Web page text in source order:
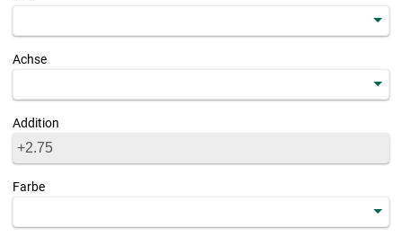
Achse
Addition
Farbe